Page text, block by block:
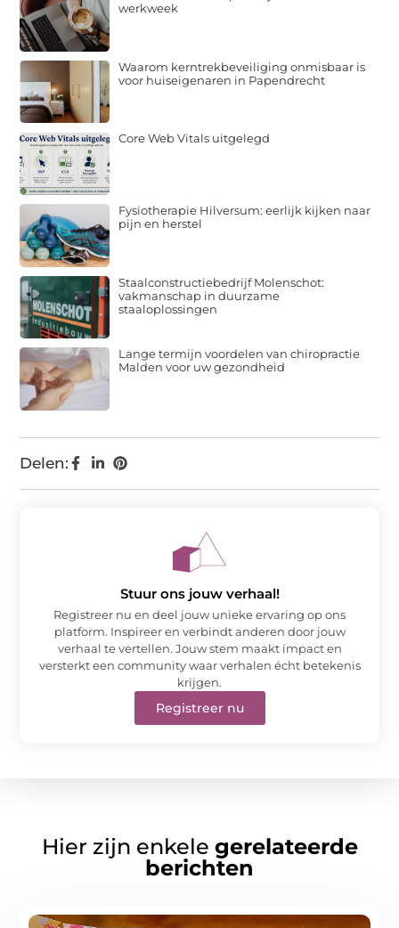
Delen:
werkweek
Waarom kerntrekbeveiliging onmisbaar is
voor huiseigenaren in Papendrecht
Core Web Vitals uitgelegd
Fysiotherapie Hilversum: eerlijk kijken naar
pijn en herstel
Staalconstructiebedrijf Molenschot:
vakmanschap in duurzame
staaloplossingen
Lange termijn voordelen van chiropractie
Malden voor uw gezondheid
Stuur ons jouw verhaal!
Registreer nu en deel jouw unieke ervaring op ons
platform. Inspireer en verbindt anderen door jouw
verhaal te vertellen. Jouw stem maakt impact en
versterkt een community waar verhalen écht betekenis
krijgen.
Registreer nu
Hier zijn enkele gerelateerde
berichten